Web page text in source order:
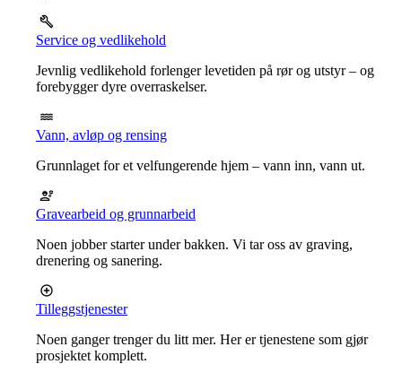
Service og vedlikehold
Jevnlig vedlikehold forlenger levetiden på rør og utstyr – og
forebygger dyre overraskelser.
Vann, avløp og rensing
Grunnlaget for et velfungerende hjem – vann inn, vann ut.
Gravearbeid og grunnarbeid
Noen jobber starter under bakken. Vi tar oss av graving,
drenering og sanering.
Tilleggstjenester
Noen ganger trenger du litt mer. Her er tjenestene som gjør
prosjektet komplett.